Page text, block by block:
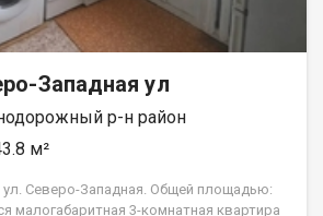
Западная ул
р-н район
м²
ул. Северо-Западная. Общей площадью:
малогабаритная 3-комнатная квартира